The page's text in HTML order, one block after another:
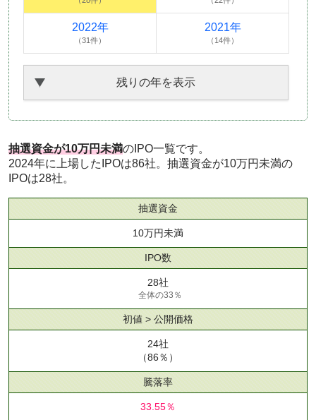
2022年
（31件）
2021年
（14件）
残りの年を表示
抽選資金が10万円未満のIPO一覧です。
2024年に上場したIPOは86社。抽選資金が10万円未満の
IPOは28社。
抽選資金
10万円未満
IPO数
28社
全体の33％
初値 > 公開価格
24社
（86％）
騰落率
33.55％